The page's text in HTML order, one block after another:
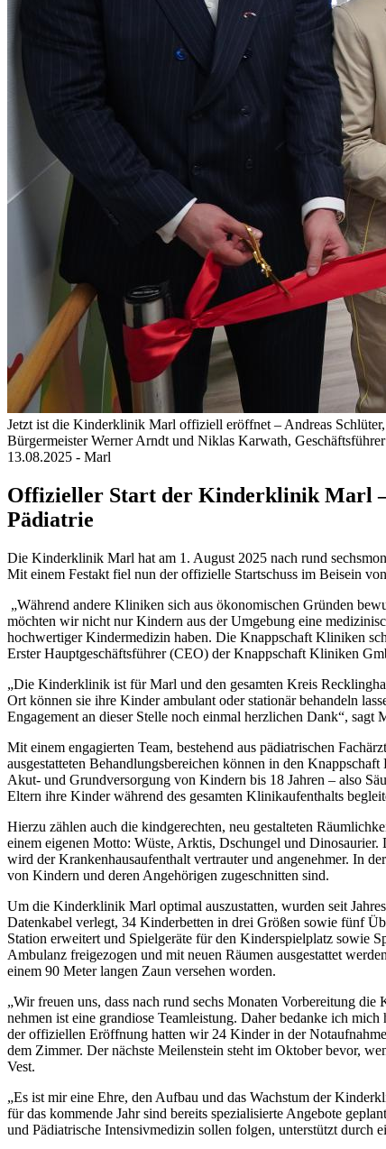
Jetzt ist die Kinderklinik Marl offiziell eröffnet – Andreas
Bürgermeister Werner Arndt und Niklas Karwath,
13.08.2025 - Marl
Offizieller Start der Kinderklinik Marl –
Pädiatrie
Die Kinderklinik Marl hat am 1. August 2025 nach rund
Mit einem Festakt fiel nun der offizielle Startschuss im Beisein
„Während andere Kliniken sich aus ökonomischen Gründen
möchten wir nicht nur Kindern aus der Umgebung eine
hochwertiger Kindermedizin haben. Die Knappschaft Kliniken
Erster Hauptgeschäftsführer (CEO) der Knappschaft Kliniken
„Die Kinderklinik ist für Marl und den gesamten Kreis
Ort können sie ihre Kinder ambulant oder stationär behandeln
Engagement an dieser Stelle noch einmal herzlichen Dank“, sagt
Mit einem engagierten Team, bestehend aus pädiatrischen
ausgestatteten Behandlungsbereichen können in den
Akut- und Grundversorgung von Kindern bis 18 Jahren – also
Eltern ihre Kinder während des gesamten Klinikaufenthalts
Hierzu zählen auch die kindgerechten, neu gestalteten
einem eigenen Motto: Wüste, Arktis, Dschungel und
wird der Krankenhausaufenthalt vertrauter und angenehmer. In
von Kindern und deren Angehörigen zugeschnitten sind.
Um die Kinderklinik Marl optimal auszustatten, wurden seit
Datenkabel verlegt, 34 Kinderbetten in drei Größen sowie fünf
Station erweitert und Spielgeräte für den Kinderspielplatz sowie
Ambulanz freigezogen und mit neuen Räumen ausgestattet
einem 90 Meter langen Zaun versehen worden.
„Wir freuen uns, dass nach rund sechs Monaten Vorbereitung
nehmen ist eine grandiose Teamleistung. Daher bedanke ich
der offiziellen Eröffnung hatten wir 24 Kinder in der
dem Zimmer. Der nächste Meilenstein steht im Oktober bevor,
Vest.
„Es ist mir eine Ehre, den Aufbau und das Wachstum der
für das kommende Jahr sind bereits spezialisierte Angebote
und Pädiatrische Intensivmedizin sollen folgen, unterstützt durch